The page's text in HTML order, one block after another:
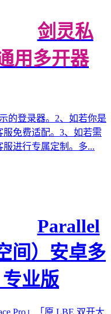
剑灵私
用多开器
的登录器。2、如若你是
免费适配。3、如若需
进行专属定制。多...
Parallel
间）安卓多
专业版
Pro」「原 LBE 双开大